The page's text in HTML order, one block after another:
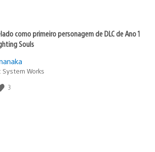
como primeiro personagem de DLC de Ano 1
Souls
System Works
3